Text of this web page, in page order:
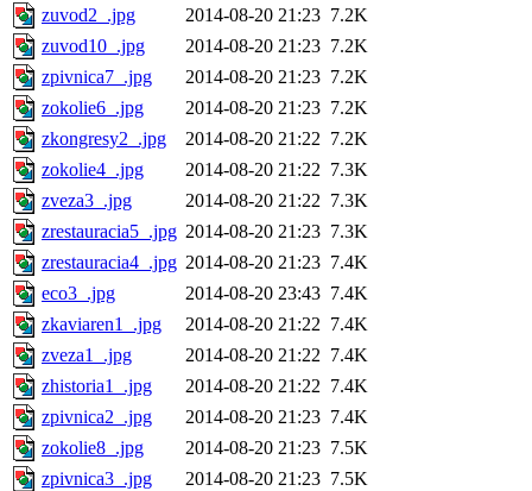
zuvod2_.jpg
2014-08-20 21:23 7.2K
zuvod10_.jpg
2014-08-20 21:23 7.2K
zpivnica7_.jpg
2014-08-20 21:23 7.2K
zokolie6_.jpg
2014-08-20 21:23 7.2K
zkongresy2_.jpg
2014-08-20 21:22 7.2K
zokolie4_.jpg
2014-08-20 21:22 7.3K
zveza3_.jpg
2014-08-20 21:22 7.3K
zrestauracia5_.jpg 2014-08-20 21:23 7.3K
zrestauracia4_.jpg 2014-08-20 21:23 7.4K
eco3_.jpg
2014-08-20 23:43 7.4K
zkaviaren1_.jpg
2014-08-20 21:22 7.4K
zveza1_.jpg
2014-08-20 21:22 7.4K
zhistoria1_.jpg
2014-08-20 21:22 7.4K
zpivnica2_.jpg
2014-08-20 21:23 7.4K
zokolie8_.jpg
2014-08-20 21:23 7.5K
zpivnica3_.jpg
2014-08-20 21:23 7.5K